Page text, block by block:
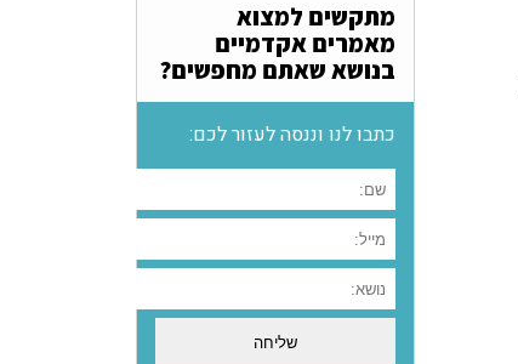
מתקשים למצוא
מאמרים אקדמיים
בנושא שאתם מחפשים?
כתבו לנו וננסה לעזור לכם: